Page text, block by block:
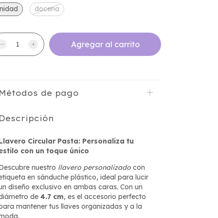
docena
de pago
Circular Pasta: Personaliza tu
con un toque único
nuestro llavero personalizado con
en sánduche plástico, ideal para lucir
diseño exclusivo en ambas caras. Con un
de 4.7 cm, es el accesorio perfecto
mantener tus llaves organizadas y a la